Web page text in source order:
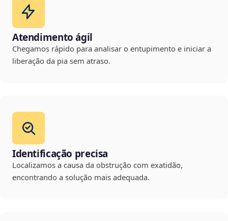
Atendimento ágil
Chegamos rápido para analisar o entupimento e iniciar a
liberação da pia sem atraso.
Identificação precisa
Localizamos a causa da obstrução com exatidão,
encontrando a solução mais adequada.